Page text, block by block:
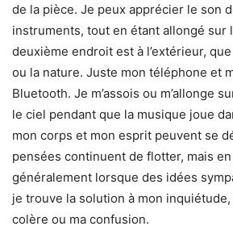
de la pièce. Je peux apprécier le son
instruments, tout en étant allongé sur
deuxième endroit est à l’extérieur,
ou la nature. Juste mon téléphone et
Bluetooth. Je m’assois ou m’allonge
le ciel pendant que la musique joue
mon corps et mon esprit peuvent se
pensées continuent de flotter, mais en
généralement lorsque des idées
je trouve la solution à mon
colère ou ma confusion.